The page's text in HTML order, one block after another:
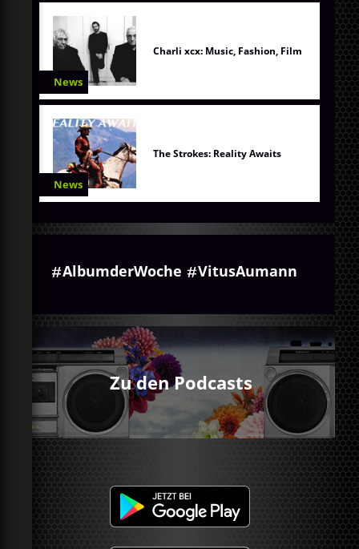
News
Charli xcx: Music, Fashion, Film
News
The Strokes: Reality Awaits
AlbumderWoche VitusAumann
Zu den Podcasts